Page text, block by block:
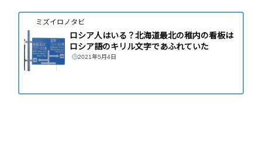
ミズイロノタビ
ロシア人はいる？北海道最北の稚内の看板は
ロシア語のキリル文字であふれていた
2021年5月4日